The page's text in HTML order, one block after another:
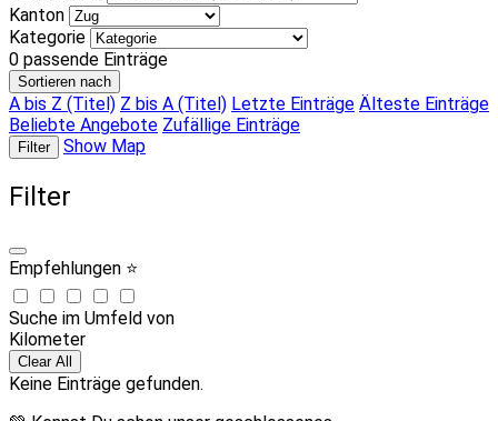
Kanton
Kategorie
0 passende Einträge
Sortieren nach
A bis Z (Titel) Z bis A (Titel) Letzte Einträge Älteste Einträge
Beliebte Angebote Zufällige Einträge
Filter Show Map
Filter
Empfehlungen ⭐
Suche im Umfeld von
Kilometer
Clear All
Keine Einträge gefunden.